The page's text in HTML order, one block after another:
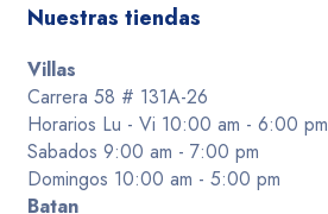
Nuestras tiendas
Villas
Carrera 58 # 131A-26
Horarios Lu - Vi 10:00 am - 6:00 pm
Sabados 9:00 am - 7:00 pm
Domingos 10:00 am - 5:00 pm
Batan